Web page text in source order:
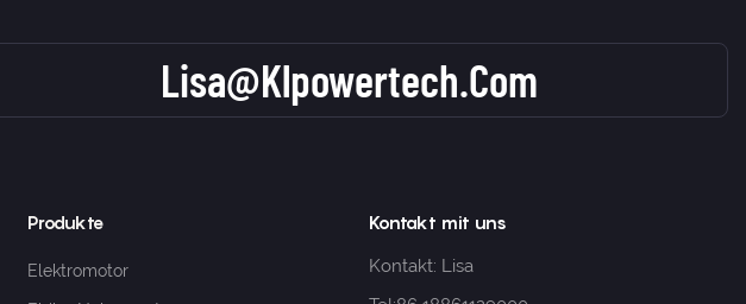
Lisa@klpowertech.com
Produkte
Elektromotor
Kontakt mit uns
Kontakt: Lisa